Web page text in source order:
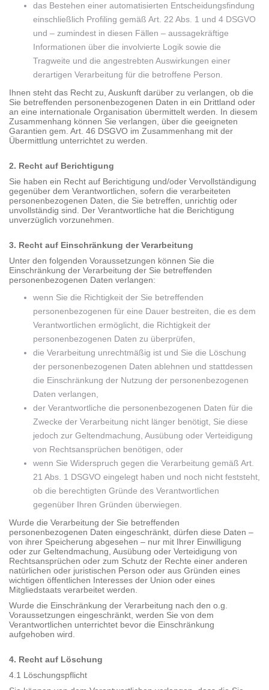
das Bestehen einer automatisierten Entscheidungsfindung
einschließlich Profiling gemäß Art. 22 Abs. 1 und 4 DSGVO
und – zumindest in diesen Fällen – aussagekräftige
Informationen über die involvierte Logik sowie die
Tragweite und die angestrebten Auswirkungen einer
derartigen Verarbeitung für die betroffene Person.
Ihnen steht das Recht zu, Auskunft darüber zu verlangen, ob die
Sie betreffenden personenbezogenen Daten in ein Drittland oder
an eine internationale Organisation übermittelt werden. In diesem
Zusammenhang können Sie verlangen, über die geeigneten
Garantien gem. Art. 46 DSGVO im Zusammenhang mit der
Übermittlung unterrichtet zu werden.
2. Recht auf Berichtigung
Sie haben ein Recht auf Berichtigung und/oder Vervollständigung
gegenüber dem Verantwortlichen, sofern die verarbeiteten
personenbezogenen Daten, die Sie betreffen, unrichtig oder
unvollständig sind. Der Verantwortliche hat die Berichtigung
unverzüglich vorzunehmen.
3. Recht auf Einschränkung der Verarbeitung
Unter den folgenden Voraussetzungen können Sie die
Einschränkung der Verarbeitung der Sie betreffenden
personenbezogenen Daten verlangen:
wenn Sie die Richtigkeit der Sie betreffenden
personenbezogenen für eine Dauer bestreiten, die es dem
Verantwortlichen ermöglicht, die Richtigkeit der
personenbezogenen Daten zu überprüfen,
die Verarbeitung unrechtmäßig ist und Sie die Löschung
der personenbezogenen Daten ablehnen und stattdessen
die Einschränkung der Nutzung der personenbezogenen
Daten verlangen,
der Verantwortliche die personenbezogenen Daten für die
Zwecke der Verarbeitung nicht länger benötigt, Sie diese
jedoch zur Geltendmachung, Ausübung oder Verteidigung
von Rechtsansprüchen benötigen, oder
wenn Sie Widerspruch gegen die Verarbeitung gemäß Art.
21 Abs. 1 DSGVO eingelegt haben und noch nicht feststeht,
ob die berechtigten Gründe des Verantwortlichen
gegenüber Ihren Gründen überwiegen.
Wurde die Verarbeitung der Sie betreffenden
personenbezogenen Daten eingeschränkt, dürfen diese Daten –
von ihrer Speicherung abgesehen – nur mit Ihrer Einwilligung
oder zur Geltendmachung, Ausübung oder Verteidigung von
Rechtsansprüchen oder zum Schutz der Rechte einer anderen
natürlichen oder juristischen Person oder aus Gründen eines
wichtigen öffentlichen Interesses der Union oder eines
Mitgliedstaats verarbeitet werden.
Wurde die Einschränkung der Verarbeitung nach den o.g.
Voraussetzungen eingeschränkt, werden Sie von dem
Verantwortlichen unterrichtet bevor die Einschränkung
aufgehoben wird.
4. Recht auf Löschung
4.1 Löschungspflicht